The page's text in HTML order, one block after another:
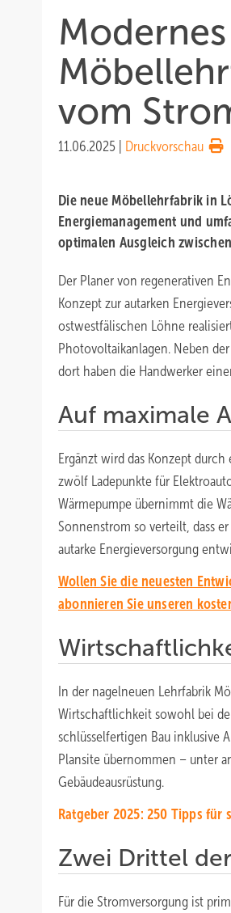
vom
11.06.2025 Druckvorschau
Die neue Möbellehrfabrik in
Energiemanagement und
optimalen Ausgleich
Der Planer von regenerativen
Konzept zur autarken
ostwestfälischen Löhne
Photovoltaikanlagen. Neben
dort haben die Handwerker
Auf maximale
Ergänzt wird das Konzept
zwölf Ladepunkte für
Wärmepumpe übernimmt die
Sonnenstrom so verteilt, dass
autarke Energieversorgung
Wollen Sie die neuesten
abonnieren Sie unseren
In der nagelneuen Lehrfabrik
Wirtschaftlichkeit sowohl bei
schlüsselfertigen Bau inklusive
Plansite übernommen – unter
Gebäudeausrüstung.
Ratgeber 2025: 250 Tipps für
Zwei Drittel
Für die Stromversorgung ist